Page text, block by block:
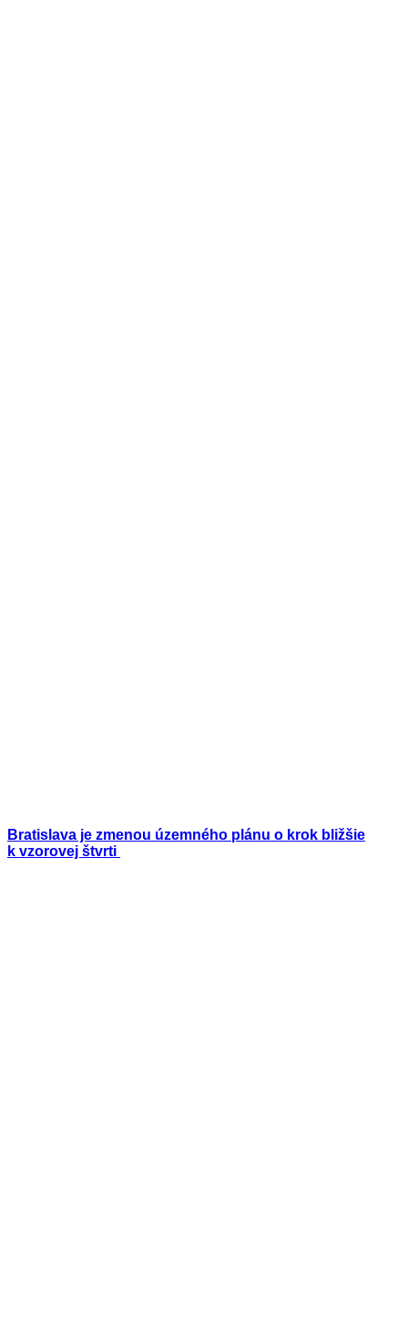
Bratislava je zmenou územného plánu o krok bližšie
k vzorovej štvrti